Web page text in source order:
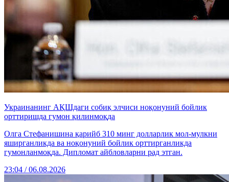
Украинанинг АҚШдаги собиқ элчиси ноқонуний бойлик
орттиришда гумон қилинмоқда
Олга Стефанишина қарийб 310 минг долларлик мол-мулкни
яширганликда ва ноқонуний бойлик орттирганликда
гумонланмоқда. Дипломат айбловларни рад этган.
23:04 / 06.08.2026